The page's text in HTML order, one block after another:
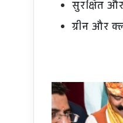
सुरक्षित
ग्रीन और